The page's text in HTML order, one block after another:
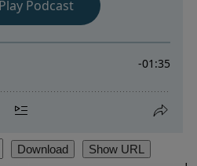
Download Show URL